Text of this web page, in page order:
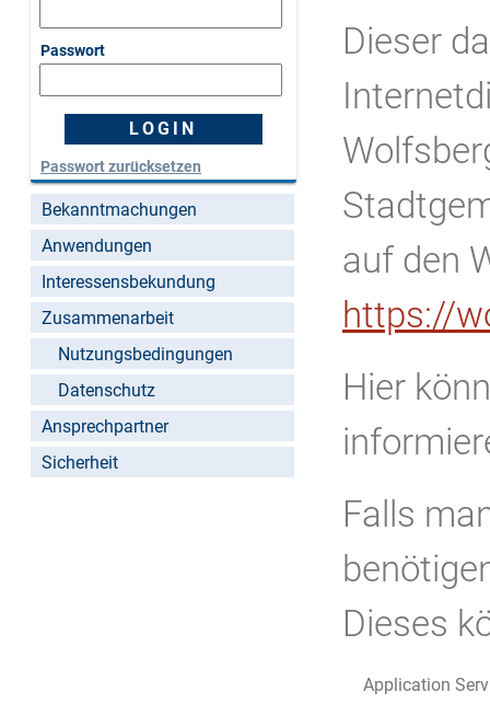
Passwort
Passwort zurücksetzen
Bekanntmachungen
Anwendungen
Interessensbekundung
Zusammenarbeit
Nutzungsbedingungen
Datenschutz
Ansprechpartner
Sicherheit
Dieser
auf den
https://
Hier
Falls
Dieses
Application